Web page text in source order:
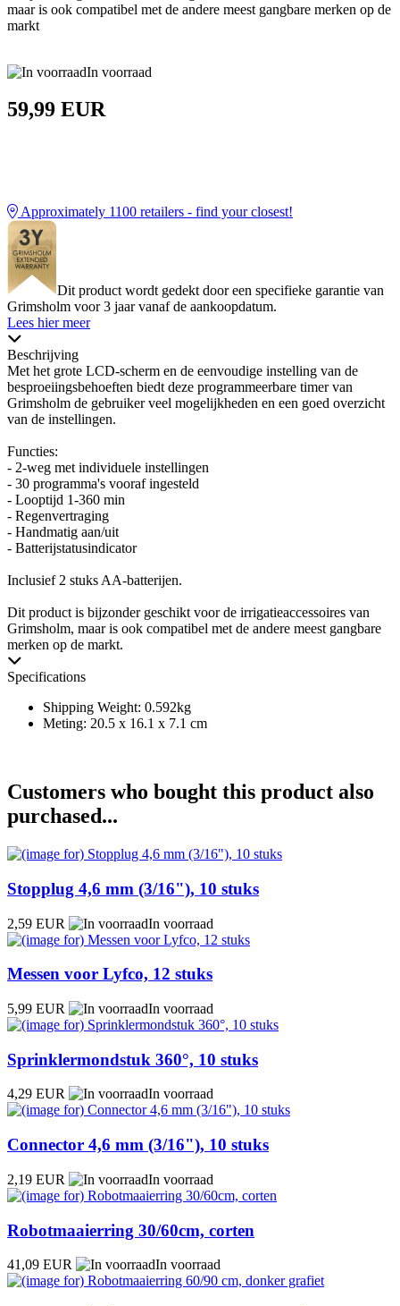
maar is ook compatibel met de andere meest gangbare merken op de
markt
In voorraad
59,99 EUR
Approximately 1100 retailers - find your closest!
Dit product wordt gedekt door een specifieke garantie van
Grimsholm voor 3 jaar vanaf de aankoopdatum.
Lees hier meer
Beschrijving
Met het grote LCD-scherm en de eenvoudige instelling van de
besproeiingsbehoeften biedt deze programmeerbare timer van
Grimsholm de gebruiker veel mogelijkheden en een goed overzicht
van de instellingen.
Functies:
- 2-weg met individuele instellingen
- 30 programma's vooraf ingesteld
- Looptijd 1-360 min
- Regenvertraging
- Handmatig aan/uit
- Batterijstatusindicator
Inclusief 2 stuks AA-batterijen.
Dit product is bijzonder geschikt voor de irrigatieaccessoires van
Grimsholm, maar is ook compatibel met de andere meest gangbare
merken op de markt.
Specifications
Shipping Weight: 0.592kg
Meting: 20.5 x 16.1 x 7.1 cm
Customers who bought this product also
purchased...
Stopplug 4,6 mm (3/16"), 10 stuks
2,59 EUR In voorraad
Messen voor Lyfco, 12 stuks
5,99 EUR In voorraad
Sprinklermondstuk 360°, 10 stuks
4,29 EUR In voorraad
Connector 4,6 mm (3/16"), 10 stuks
2,19 EUR In voorraad
Robotmaaierring 30/60cm, corten
41,09 EUR In voorraad